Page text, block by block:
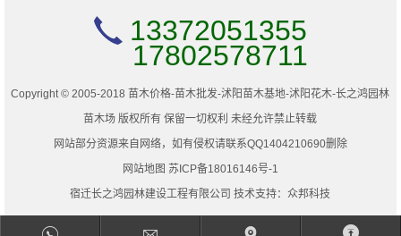
13372051355
17802578711
Copyright © 2005-2018 苗木价格-苗木批发-沭阳苗木基地-沭阳花木-长之鸿园林
苗木场 版权所有 保留一切权利 未经允许禁止转载
网站部分资源来自网络，如有侵权请联系QQ1404210690删除
网站地图 苏ICP备18016146号-1
宿迁长之鸿园林建设工程有限公司 技术支持：众邦科技